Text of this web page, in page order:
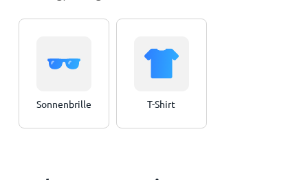
Sonnenbrille T-Shirt